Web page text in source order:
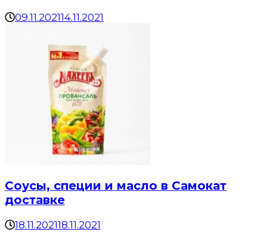
09.11.202114.11.2021
Соусы, специи и масло в Самокат
доставке
18.11.202118.11.2021